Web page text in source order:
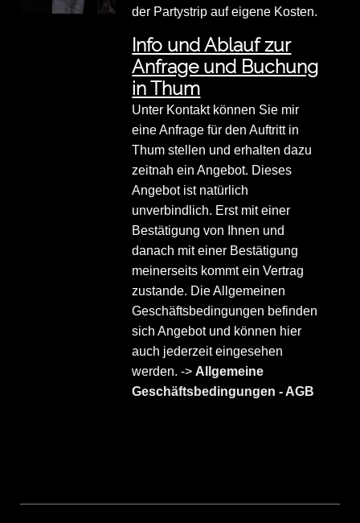
der Partystrip auf eigene Kosten.
Info und Ablauf zur
Anfrage und Buchung
in Thum
Unter Kontakt können Sie mir
eine Anfrage für den Auftritt in
Thum stellen und erhalten dazu
zeitnah ein Angebot. Dieses
Angebot ist natürlich
unverbindlich. Erst mit einer
Bestätigung von Ihnen und
danach mit einer Bestätigung
meinerseits kommt ein Vertrag
zustande. Die Allgemeinen
Geschäftsbedingungen befinden
sich Angebot und können hier
auch jederzeit eingesehen
werden. ->Allgemeine
Geschäftsbedingungen - AGB